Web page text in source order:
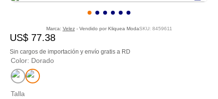
Marca: Velez - Vendido por Kliquea ModaSKU: 8459611
US$ 77.38
Sin cargos de importación y envío gratis a RD
Color: Dorado
Talla
3. futbol